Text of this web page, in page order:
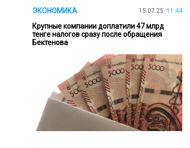
ЭКОНОМИКА 15.07.25 11:44
Крупные компании доплатили 47 млрд
тенге налогов сразу после обращения
Бектенова